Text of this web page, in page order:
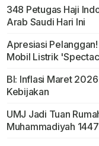
348 Petugas Haji
Arab Saudi Hari Ini
Apresiasi
Mobil Listrik
BI: Inflasi Maret
Kebijakan
UMJ Jadi Tuan
Muhammadiyah